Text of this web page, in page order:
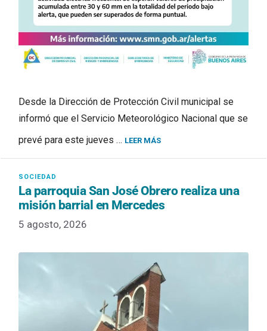
Desde la Dirección de Protección Civil municipal se
informó que el Servicio Meteorológico Nacional que se
prevé para este jueves … LEER MÁS
La parroquia San José Obrero realiza una
misión barrial en Mercedes
5 agosto, 2026